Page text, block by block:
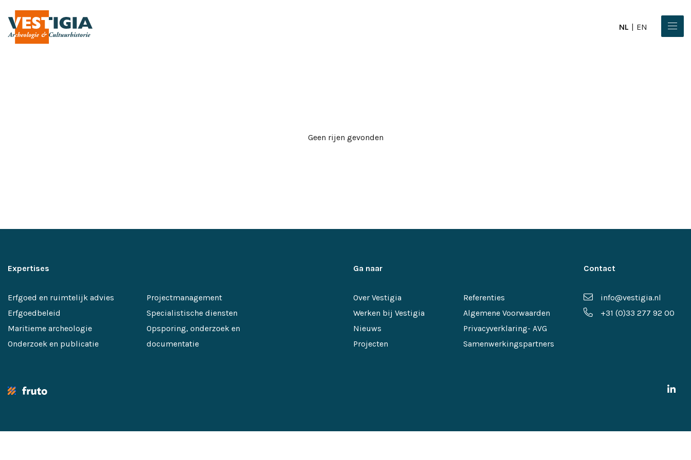
NL EN
Geen rijen gevonden
Expertises
Erfgoed en ruimtelijk advies
Erfgoedbeleid
Maritieme archeologie
Onderzoek en publicatie
Projectmanagement
Specialistische diensten
Opsporing, onderzoek en
documentatie
Ga naar
Over Vestigia
Werken bij Vestigia
Nieuws
Projecten
Referenties
Algemene Voorwaarden
Privacyverklaring- AVG
Samenwerkingspartners
Contact
info@vestigia.nl
+31 (0)33 277 92 00